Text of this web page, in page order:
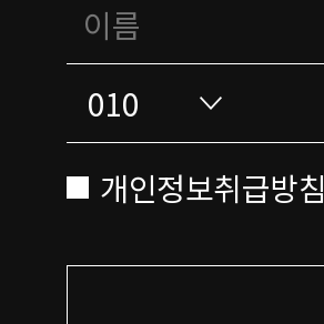
개인정보취급방침